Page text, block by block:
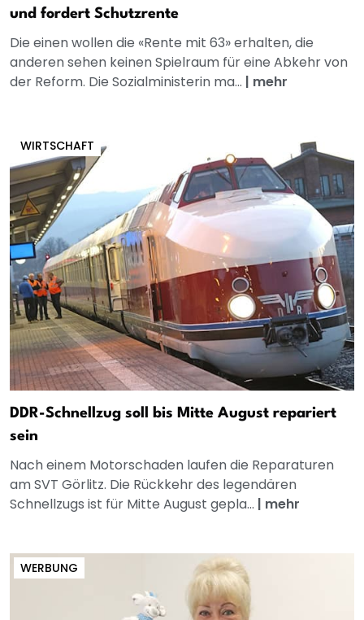
und fordert Schutzrente
Die einen wollen die «Rente mit 63» erhalten, die
anderen sehen keinen Spielraum für eine Abkehr von
der Reform. Die Sozialministerin ma... | mehr
WIRTSCHAFT
DDR-Schnellzug soll bis Mitte August repariert
sein
Nach einem Motorschaden laufen die Reparaturen
am SVT Görlitz. Die Rückkehr des legendären
Schnellzugs ist für Mitte August gepla... | mehr
WERBUNG